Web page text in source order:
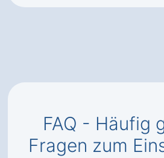
FAQ - Häufig
Fragen zum